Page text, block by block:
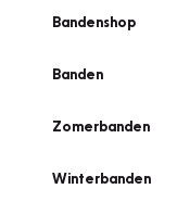
Bandenshop
Banden
Zomerbanden
Winterbanden